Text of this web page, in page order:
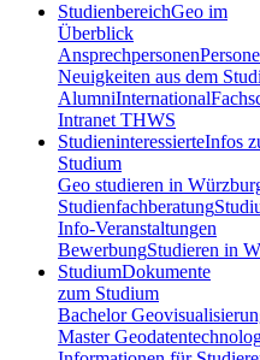
StudienbereichGeo im
Überblick
Ansprechpersonen
Neuigkeiten aus dem
AlumniInternational
Intranet THWS
StudieninteressierteInfos
Studium
Geo studieren in
Studienfachberatung
Info-Veranstaltungen
BewerbungStudieren in
StudiumDokumente
zum Studium
Bachelor
Master